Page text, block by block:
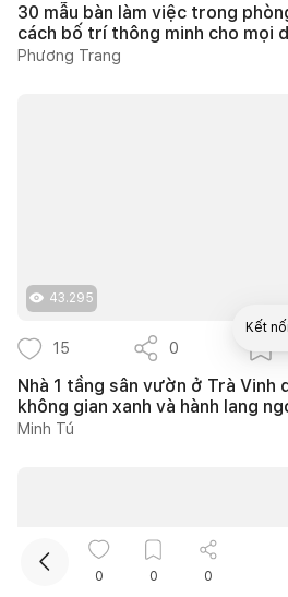
30 mẫu bàn làm việc trong
cách bố trí thông minh cho mọi
Phương Trang
43.295
15 0
Nhà 1 tầng sân vườn ở Trà Vinh
không gian xanh và hành lang
Minh Tú
0 0 0
Kết
Mua